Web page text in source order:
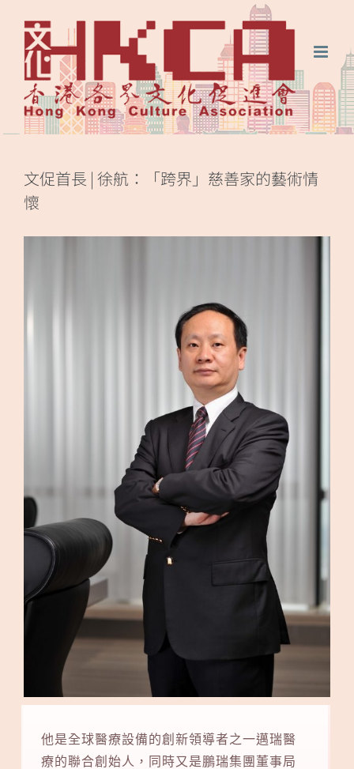
content
信
博
文促首長 | 徐航：「跨界」慈善家的藝術情
懷
他是全球醫療設備的創新領導者之一邁瑞醫
療的聯合創始人，同時又是鵬瑞集團董事局